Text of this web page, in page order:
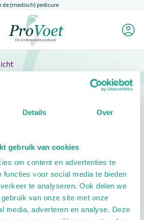
Details Over
gebruik van cookies
om content en advertenties te
functies voor social media te bieden
te analyseren. Ook delen we
van onze site met onze
media, adverteren en analyse. Deze
inhoud gaan
de (medisch) pedicure
Ga naar de homepagina
Mijn
niet gevonden